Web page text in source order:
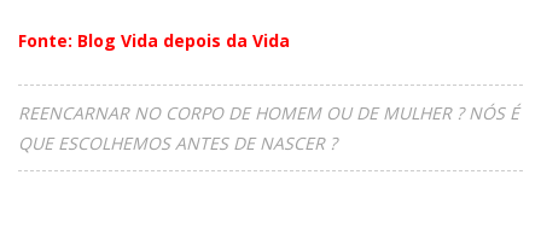
Fonte: Blog Vida depois da Vida
REENCARNAR NO CORPO DE HOMEM OU DE MULHER ? NÓS É
QUE ESCOLHEMOS ANTES DE NASCER ?